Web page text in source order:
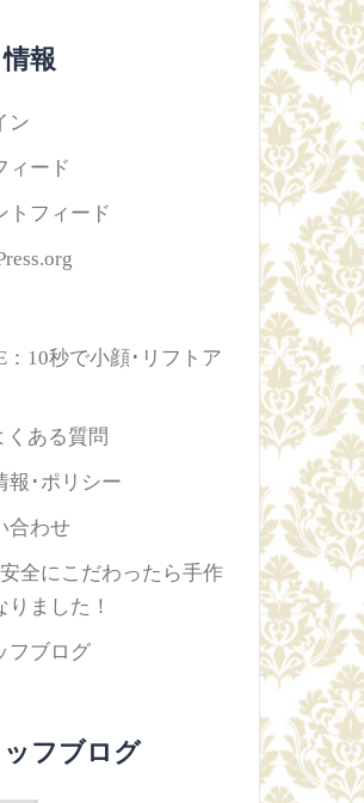
報
ン
ィード
トフィード
：10秒で小顔･リフトア
くある質問
報･ポリシー
合わせ
全にこだわったら手作
りました！
フブログ
フブログ